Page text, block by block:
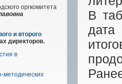
оргкомитета
и второго
директоров.
в
методических
В
дата